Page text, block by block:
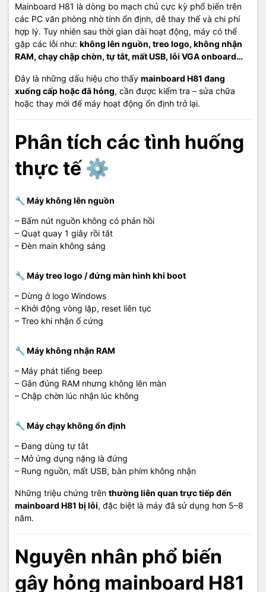
Mainboard H81 là dòng bo mạch chủ cực kỳ phổ biến trên
các PC văn phòng nhờ tính ổn định, dễ thay thế và chi phí
hợp lý. Tuy nhiên sau thời gian dài hoạt động, máy có thể
gặp các lỗi như: không lên nguồn, treo logo, không nhận
RAM, chạy chập chờn, tự tắt, mất USB, lỗi VGA onboard…
Đây là những dấu hiệu cho thấy mainboard H81 đang
xuống cấp hoặc đã hỏng, cần được kiểm tra – sửa chữa
hoặc thay mới để máy hoạt động ổn định trở lại.
Phân tích các tình huống
thực tế ⚙️
🔧 Máy không lên nguồn
– Bấm nút nguồn không có phản hồi
– Quạt quay 1 giây rồi tắt
– Đèn main không sáng
🔧 Máy treo logo / đứng màn hình khi boot
– Dừng ở logo Windows
– Khởi động vòng lặp, reset liên tục
– Treo khi nhận ổ cứng
🔧 Máy không nhận RAM
– Máy phát tiếng beep
– Gắn đúng RAM nhưng không lên màn
– Chập chờn lúc nhận lúc không
🔧 Máy chạy không ổn định
– Đang dùng tự tắt
– Mở ứng dụng nặng là đứng
– Rung nguồn, mất USB, bàn phím không nhận
Những triệu chứng trên thường liên quan trực tiếp đến
mainboard H81 bị lỗi, đặc biệt là máy đã sử dụng hơn 5–8
năm.
Nguyên nhân phổ biến
gây hỏng mainboard H81
Thông tin liên hệ 📞
Cơ sở 1:121 Nguyễn Trung Trực, Khu phố 4, P. Dương Đông,
TP. Phú Quốc, Kiên Giang
📍Cơ sở 2:05 Hoàng Văn Thụ, Khu phố 5, P. Dương Đông, TP.
Phú Quốc, Kiên Giang
📞Hotline tư vấn:0908 249 891 – 02973 996 651
Kỹ thuật:0968 900 202
💬Báo giá linh kiện & thiết bị:0939 676 502
Website: maytinhphuquoc.vn
vitinhhaidang.com@gmail.com
🕗Giờ làm việc: 8:00 – 18:00 (Thứ 2 – Chủ Nhật)
#ThayMainH81PhuQuoc #SuaMainH81 #PCVanPhong